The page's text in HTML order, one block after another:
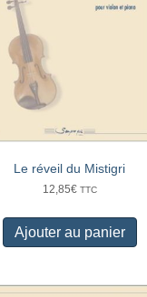
Le réveil du Mistigri
12,85€ TTC
Ajouter au panier